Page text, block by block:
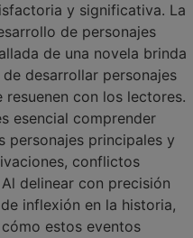
y significativa. La
de personajes
de una novela brinda
desarrollar personajes
con los lectores.
esencial comprender
personajes principales y
conflictos
delinear con precisión
inflexión en la historia,
estos eventos